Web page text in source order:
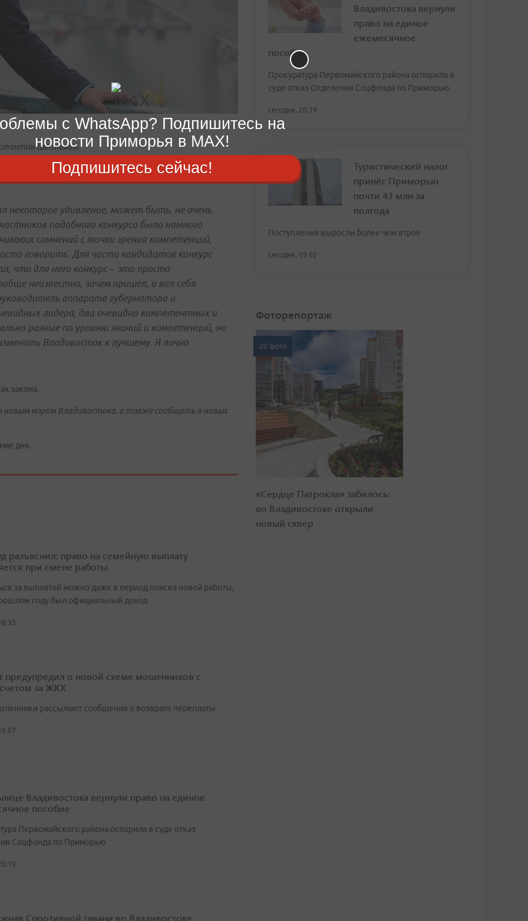
Шестаков.
сказал, что «конкурс откровенно разочаровал».
некоторое удивление, может быть, не очень
подобного конкурса было намного
сомнений с точки зрения компетенций,
говорить. Для части кандидатов конкурс
что для него конкурс – это просто
неизвестно, зачем пришел, и вел себя
аппарата губернатора и
лидера, два очевидно компетентных и
разные по уровню знаний и компетенций, но
Владивосток к лучшему. Я лично
закона.
новым мэром Владивостока, а также сообщать о новых
дня.
разъяснил: право на семейную выплату
при смене работы
за выплатой можно даже в период поиска новой работы,
году был официальный доход
предупредил о новой схеме мошенников с
за ЖКХ
рассылают сообщения о возврате переплаты
Владивостока вернули право на единое
пособие
Первомайского района оспорила в суде отказ
Соцфонда по Приморью
Спортивной гавани во Владивостоке
Владивостока вернули
право на единое
ежемесячное
пособие
Прокуратура Первомайского района оспорила в
суде отказ Отделения Соцфонда по Приморью
сегодня, 20:19
Туристический налог
принёс Приморью
почти 43 млн за
полгода
Поступления выросли более чем втрое
сегодня, 19:02
Фоторепортаж
20 фото
«Сердце Патрокла» забилось:
во Владивостоке открыли
новый сквер
с WhatsApp? Подпишитесь на
новости Приморья в MAX!
Подпишитесь сейчас!